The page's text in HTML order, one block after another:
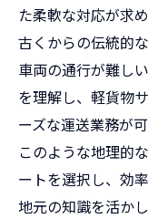
た柔軟な対応が求
古くからの伝統的
車両の通行が難し
を理解し、軽貨物
ーズな運送業務が
このような地理的
ートを選択し、効
地元の知識を活か